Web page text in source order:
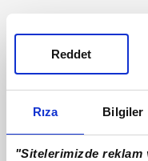
Rıza Bilgiler
"Sitelerimizde reklam
Reddet